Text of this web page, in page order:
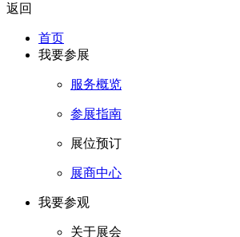
返回
首页
我要参展
服务概览
参展指南
展位预订
展商中心
我要参观
关于展会